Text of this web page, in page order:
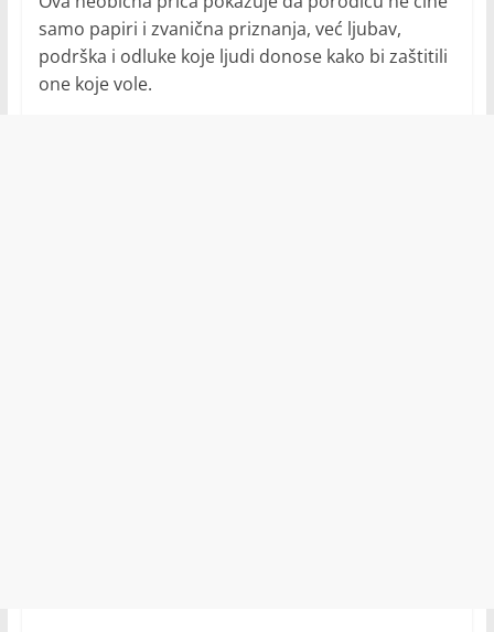
samo papiri i zvanična priznanja, već ljubav,
podrška i odluke koje ljudi donose kako bi zaštitili
one koje vole.